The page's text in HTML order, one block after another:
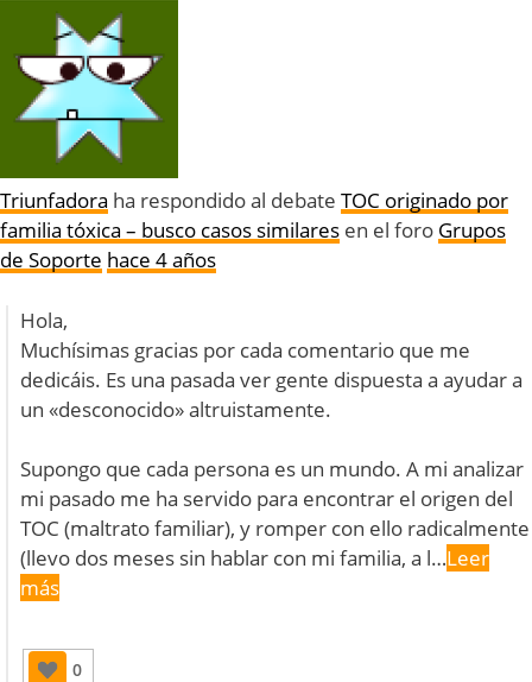
Triunfadora ha respondido al debate TOC originado por
familia tóxica – busco casos similares en el foro Grupos
de Soporte hace 4 años
Hola,
Muchísimas gracias por cada comentario que me
dedicáis. Es una pasada ver gente dispuesta a ayudar a
un «desconocido» altruistamente.
Supongo que cada persona es un mundo. A mi analizar
mi pasado me ha servido para encontrar el origen del
TOC (maltrato familiar), y romper con ello radicalmente
(llevo dos meses sin hablar con mi familia, a l…Leer
más
0